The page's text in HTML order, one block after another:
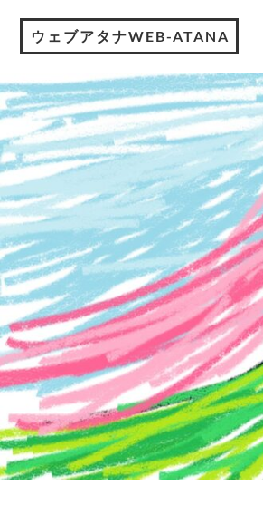
ウェブアタナWEB-ATANA